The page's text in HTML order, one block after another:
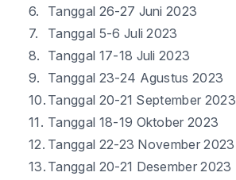
6.
Tanggal 26-27 Juni 2023
7.
Tanggal 5-6 Juli 2023
8. Tanggal 17-18 Juli 2023
9. Tanggal 23-24 Agustus 2023
10. Tanggal 20-21 September 2023
11. Tanggal 18-19 Oktober 2023
12. Tanggal 22-23 November 2023
13. Tanggal 20-21 Desember 2023